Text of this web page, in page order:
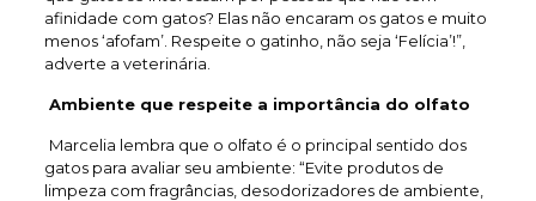
afinidade com gatos? Elas não encaram os gatos e muito
menos ‘afofam’. Respeite o gatinho, não seja ‘Felícia’!”,
adverte a veterinária.
Ambiente que respeite a importância do olfato
Marcelia lembra que o olfato é o principal sentido dos
gatos para avaliar seu ambiente: “Evite produtos de
limpeza com fragrâncias, desodorizadores de ambiente,